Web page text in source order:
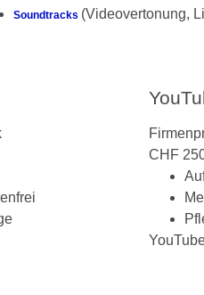
Soundtracks (Videovertonung,
CHF